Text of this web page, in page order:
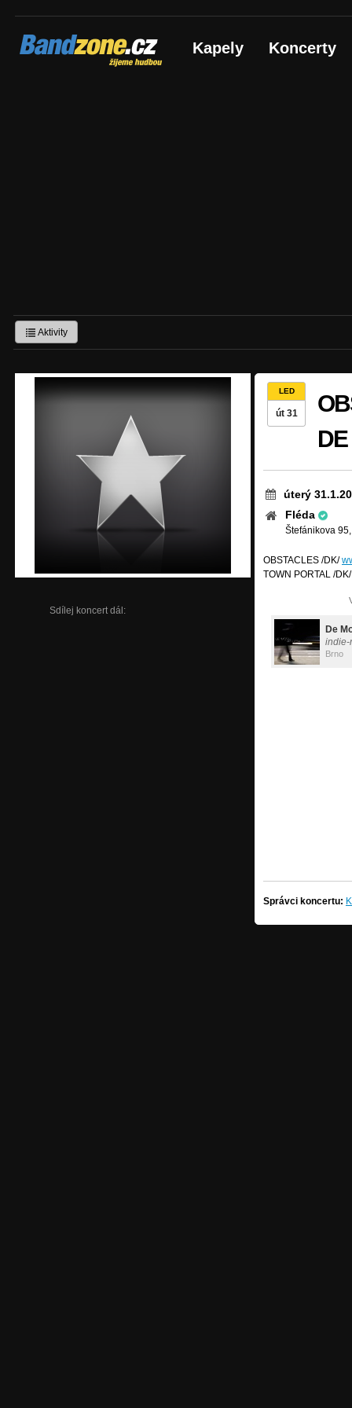
Bandzone.cz
žijeme hudbou Kapely Koncerty
Aktivity
Sdílej koncert dál:
LED
út 31
úterý
Fléda
Štefánikova
OBSTACLES /DK/
TOWN PORTAL /
De
indie-
Brno
Správci koncertu: